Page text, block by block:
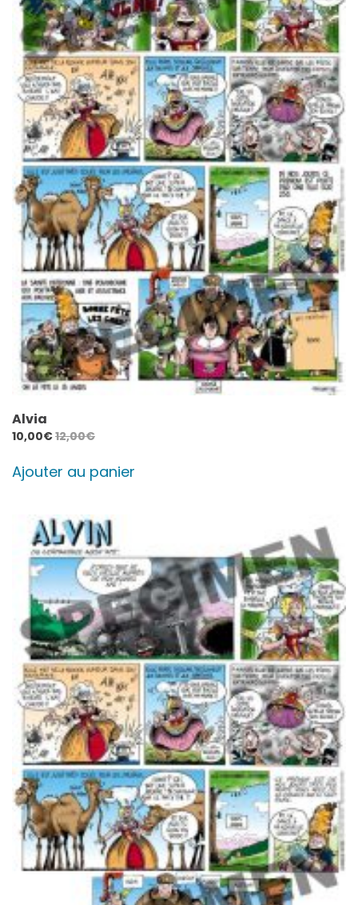
Alvia
10,00€12,00€
Ajouter au panier